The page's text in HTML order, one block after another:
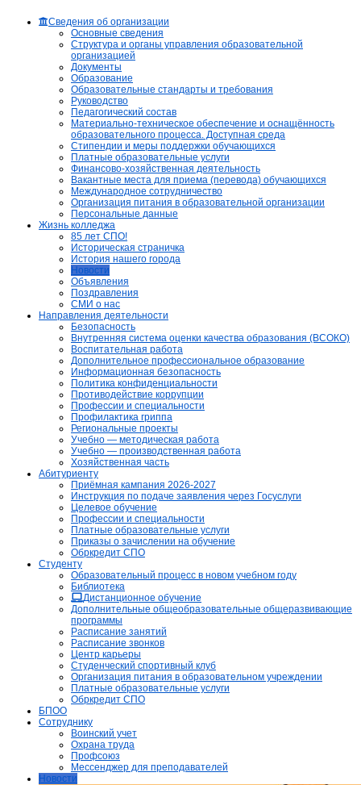
Сведения об организации
Основные сведения
Структура и органы управления образовательной
организацией
Документы
Образование
Образовательные стандарты и требования
Руководство
Педагогический состав
Материально-техническое обеспечение и оснащённость
образовательного процесса. Доступная среда
Стипендии и меры поддержки обучающихся
Платные образовательные услуги
Финансово-хозяйственная деятельность
Вакантные места для приема (перевода) обучающихся
Международное сотрудничество
Организация питания в образовательной организации
Персональные данные
Жизнь колледжа
85 лет СПО!
Историческая страничка
История нашего города
Новости
Объявления
Поздравления
СМИ о нас
Направления деятельности
Безопасность
Внутренняя система оценки качества образования (ВСОКО)
Воспитательная работа
Дополнительное профессиональное образование
Информационная безопасность
Политика конфиденциальности
Противодействие коррупции
Профессии и специальности
Профилактика гриппа
Региональные проекты
Учебно — методическая работа
Учебно — производственная работа
Хозяйственная часть
Абитуриенту
Приёмная кампания 2026-2027
Инструкция по подаче заявления через Госуслуги
Целевое обучение
Профессии и специальности
Платные образовательные услуги
Приказы о зачислении на обучение
Обркредит СПО
Студенту
Образовательный процесс в новом учебном году
Библиотека
Дистанционное обучение
Дополнительные общеобразовательные общеразвивающие
программы
Расписание занятий
Расписание звонков
Центр карьеры
Студенческий спортивный клуб
Организация питания в образовательном учреждении
Платные образовательные услуги
Обркредит СПО
БПОО
Сотруднику
Воинский учет
Охрана труда
Профсоюз
Мессенджер для преподавателей
Новости